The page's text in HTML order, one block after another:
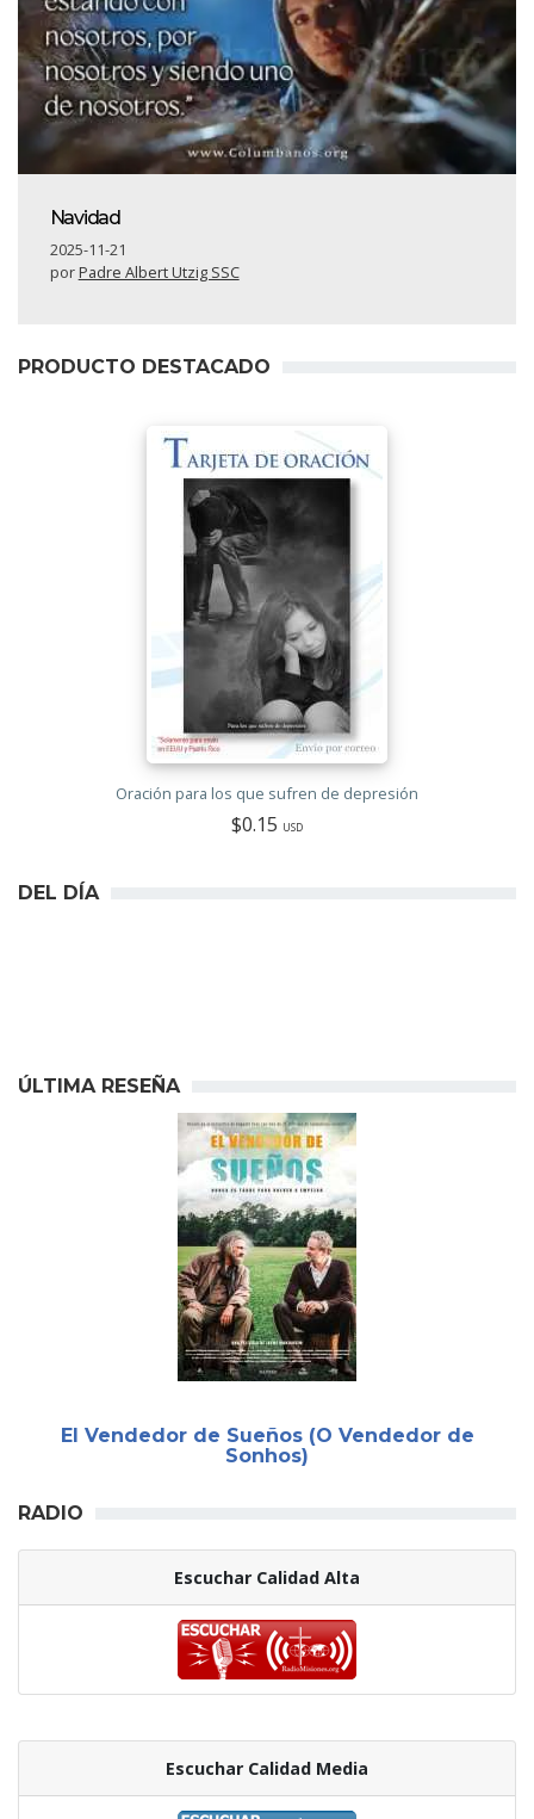
Navidad
2025-11-21
porPadre Albert Utzig SSC
PRODUCTO DESTACADO
Oración para los que sufren de depresión
$0.15 USD
DEL DÍA
ÚLTIMA RESEÑA
El Vendedor de Sueños (O Vendedor de
Sonhos)
RADIO
Escuchar Calidad Alta
Escuchar Calidad Media